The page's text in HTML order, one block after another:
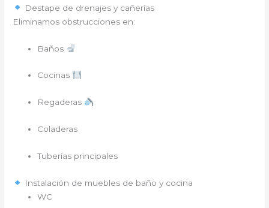
Destape de drenajes y cañerías
Eliminamos obstrucciones en:
Baños
Cocinas
Regaderas
Coladeras
Tuberías principales
Instalación de muebles de baño y cocina
WC